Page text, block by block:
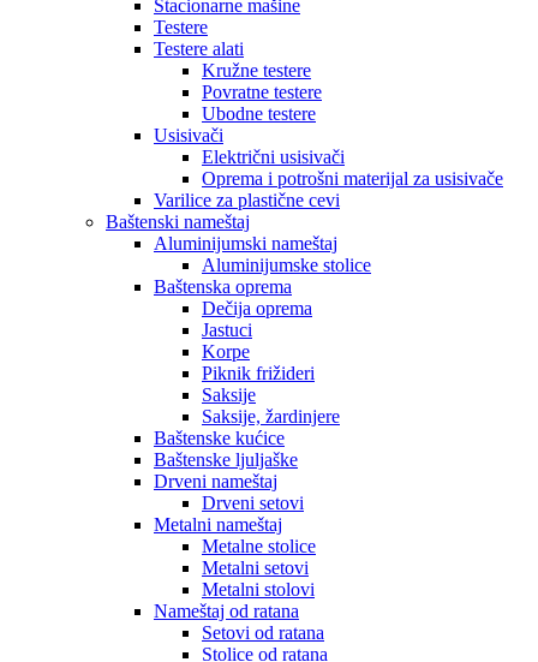
Stacionarne mašine
Testere
Testere alati
Kružne testere
Povratne testere
Ubodne testere
Usisivači
Električni usisivači
Oprema i potrošni materijal za usisivače
Varilice za plastične cevi
Baštenski nameštaj
Aluminijumski nameštaj
Aluminijumske stolice
Baštenska oprema
Dečija oprema
Jastuci
Korpe
Piknik frižideri
Saksije
Saksije, žardinjere
Baštenske kućice
Baštenske ljuljaške
Drveni nameštaj
Drveni setovi
Metalni nameštaj
Metalne stolice
Metalni setovi
Metalni stolovi
Nameštaj od ratana
Setovi od ratana
Stolice od ratana